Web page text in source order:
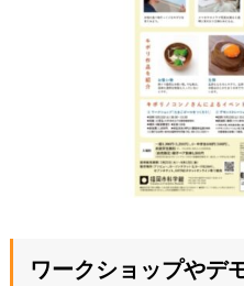
ワークショップやデ